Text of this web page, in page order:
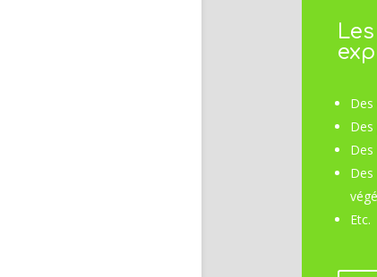
Des
Des
Etc.